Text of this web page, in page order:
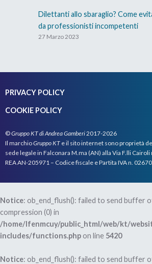
Dilettanti allo sbaraglio? Come
da professionisti incompetenti
27 Marzo 2023
PRIVACY POLICY
COOKIE POLICY
©Gruppo KT di Andrea Gamberi2017-2026
Il marchioGruppo KT e il sito internet sono proprietà
sede legale in Falconara M.ma (AN) alla Via F.lli Cairoli
REA AN-205971 – Codice fiscale e Partita IVA n.
Notice: ob_end_flush(): failed to send buffer
compression (0) in
/home/lfenmcuy/public_html/web/kt/
includes/functions.php on line 5420
Notice: ob_end_flush(): failed to send buffer